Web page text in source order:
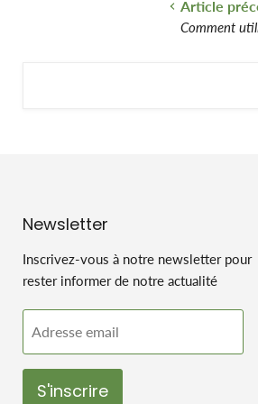
Article
Comment
Newsletter
Inscrivez-vous à notre newsletter pour
rester informer de notre actualité
Adresse email
S'inscrire